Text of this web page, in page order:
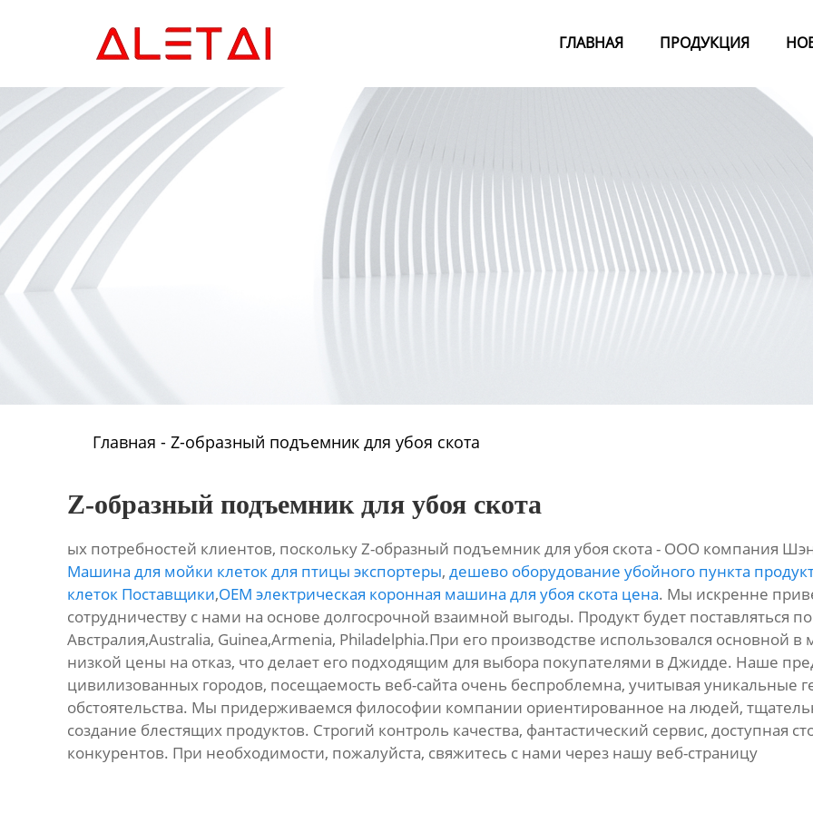
ГЛАВНАЯ ПРОДУКЦИЯ
Новости
О Hас
Контакты
Главная - Z-образный подъемник для убоя скота
Z-образный подъемник для убоя скота
ых потребностей клиентов, поскольку Z-образный подъемник для убоя скота - ООО компания
Машина для мойки клеток для птицы экспортеры, дешево оборудование убойного пункта
клеток Поставщики,OEM электрическая коронная машина для убоя скота цена. Мы искренне
сотрудничеству с нами на основе долгосрочной взаимной выгоды. Продукт будет поставляться
Австралия,Australia, Guinea,Armenia, Philadelphia.При его производстве использовался основной
низкой цены на отказ, что делает его подходящим для выбора покупателями в Джидде. Наше
цивилизованных городов, посещаемость веб-сайта очень беспроблемна, учитывая уникальные
обстоятельства. Мы придерживаемся философии компании ориентированное на людей,
создание блестящих продуктов. Строгий контроль качества, фантастический сервис, доступная
конкурентов. При необходимости, пожалуйста, свяжитесь с нами через нашу веб-страницу